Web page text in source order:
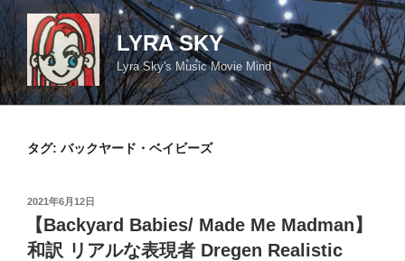
コ
ン
テ
ン
ツ
LYRA SKY
Lyra Sky's Music Movie Mind
タグ: バックヤード・ベイビーズ
投
日:
2021年6月12日
【Backyard Babies/ Made Me Madman】
和訳 リアルな表現者 Dregen Realistic